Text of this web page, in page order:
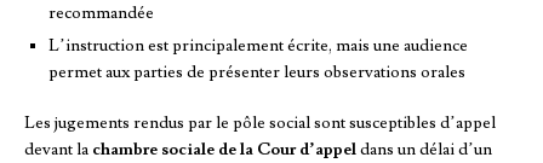
recommandée
L’instruction est principalement écrite, mais une audience
permet aux parties de présenter leurs observations orales
Les jugements rendus par le pôle social sont susceptibles d’appel
devant la chambre sociale de la Cour d’appeldans un délai d’un